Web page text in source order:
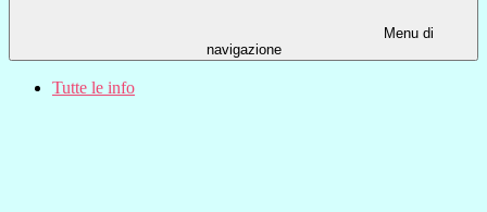
Menu di
navigazione
Tutte le info